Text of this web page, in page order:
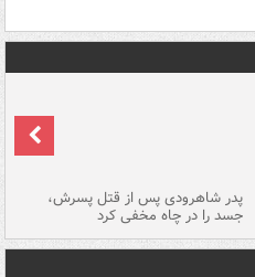
پدر شاهرودی پس از قتل پسرش،
جسد را در چاه مخفی کرد